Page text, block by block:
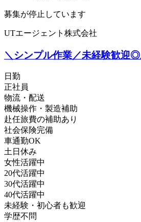
募集が停止しています
UTエージェント株式会社
＼シンプル作業／未経験歓迎
日勤
正社員
物流・配送
機械操作・製造補助
赴任旅費の補助あり
社会保険完備
車通勤OK
土日休み
女性活躍中
20代活躍中
30代活躍中
40代活躍中
未経験・初心者も歓迎
学歴不問